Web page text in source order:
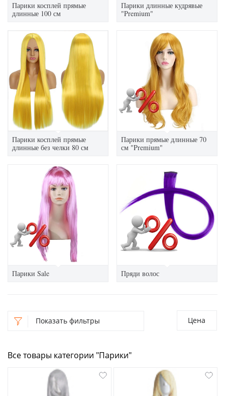
Парики косплей прямые
длинные 100 см
Парики длинные кудрявые
"Premium"
Парики косплей прямые
длинные без челки 80 см
Парики прямые длинные 70
см "Premium"
Парики Sale Пряди волос
Показать фильтры
Все товары категории "Парики"
Цена